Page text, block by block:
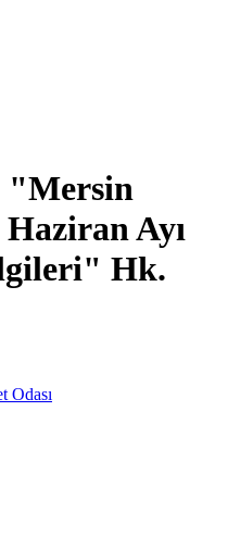
"Mersin
Haziran Ayı
Hk.
Odası